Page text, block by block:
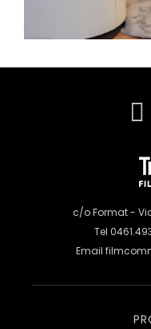
c/o Format -
Tel
Email